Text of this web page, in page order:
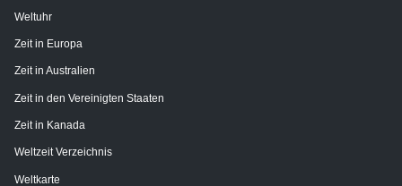
Weltuhr
Zeit in Europa
Zeit in Australien
Zeit in den Vereinigten Staaten
Zeit in Kanada
Weltzeit Verzeichnis
Weltkarte